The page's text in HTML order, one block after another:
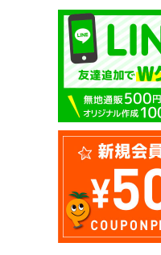
スタンダード
2WAY トート
484円→
United
(ユナイテ
Delawear
キャンバ
除菌・衛生・ヘ
防災グッズ
ライト
ソックス
ラッピング・シ
トバッグ・包材
イベント・観戦
パーツ・付属品
スポーツグッズ
その他雑貨
メンズ パーカー
メンズ スウェッ
メンズ ボトムス
メンズ 長袖Tシ
メンズ スポーツ
メンズ ワークウ
メンズ アウター
メンズ タンクト
メンズ シャツ
キッズ ドライポ
キッズ トレーナー
キッズ パーカー
キッズ スウェッ
キッズ 長袖Tシ
キッズ スポーツ
キッズ アウター
キッズ ボトムス
レディース ポロ
レディース ドラ
レディース トレ
レディース パー
レディース スウ
レディース 長袖
レディース スポ
レディース ワーク
レディース シャツ
レディース アウ
ユニセックス ド
ユニセックス ト
ユニセックス ポ
ユニセックス パ
ユニセックス 長
ユニセックス ス
ユニセックス ア
ユニセックス シ